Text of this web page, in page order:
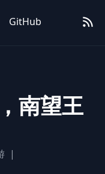
GitHub
南望王
|